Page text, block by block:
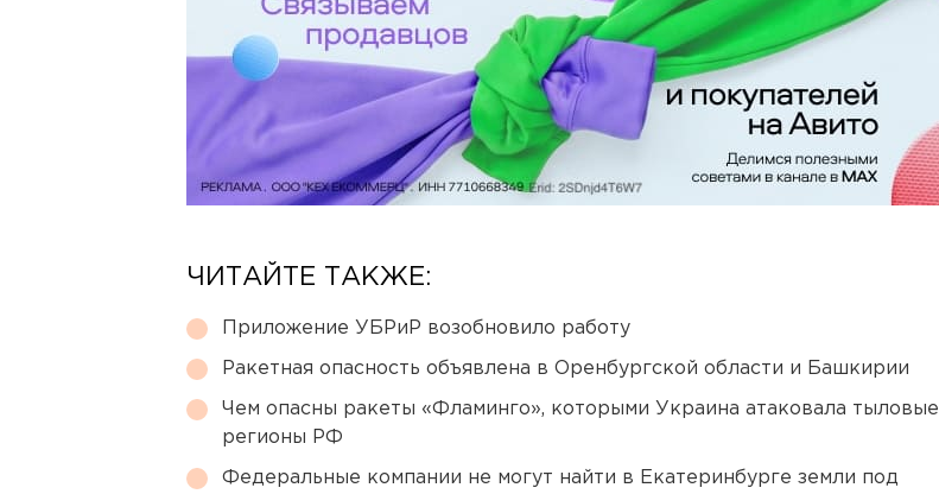
ЧИТАЙТЕ ТАКЖЕ:
Приложение УБРиР возобновило работу
Ракетная опасность объявлена в Оренбургской области и Башкирии
Чем опасны ракеты «Фламинго», которыми Украина атаковала тыловые
регионы РФ
Федеральные компании не могут найти в Екатеринбурге земли под